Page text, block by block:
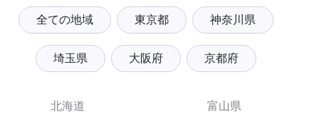
全ての地域 東京都 神奈川県
埼玉県 大阪府 京都府
北海道
富山県